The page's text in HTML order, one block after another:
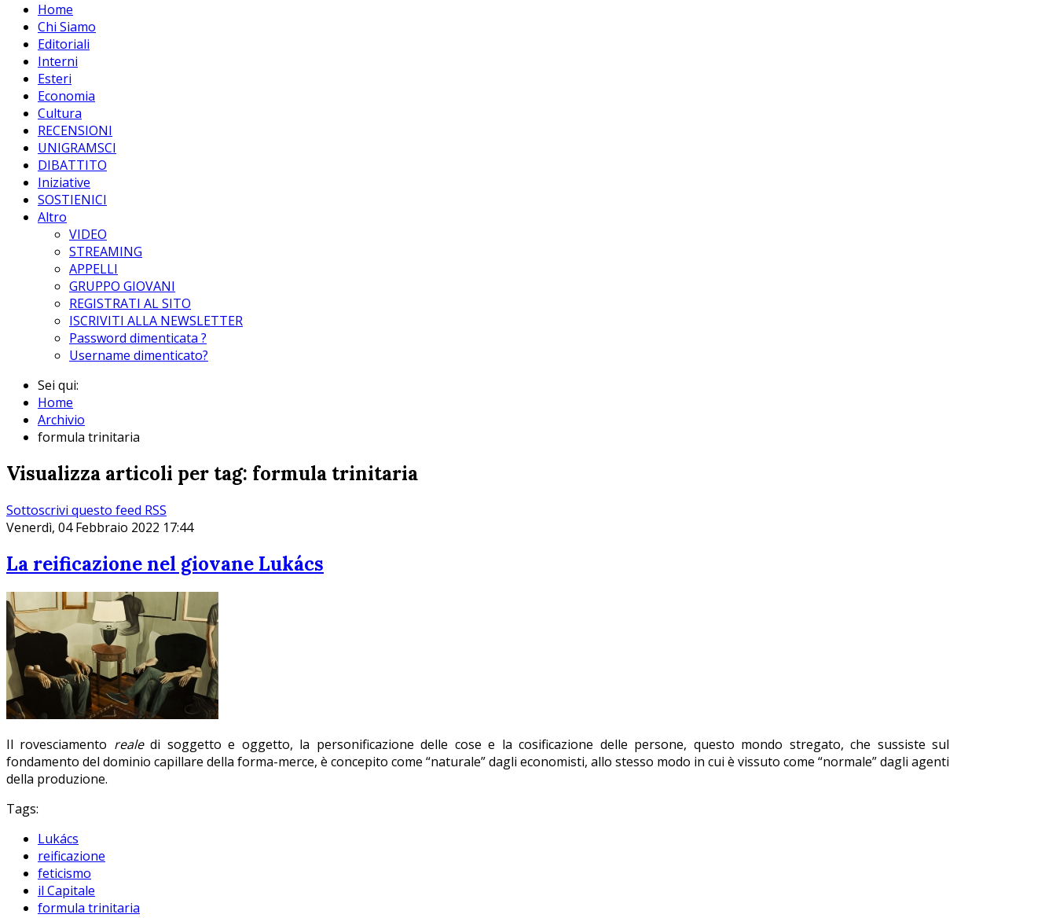
Home
Chi Siamo
Editoriali
Interni
Esteri
Economia
Cultura
RECENSIONI
UNIGRAMSCI
DIBATTITO
Iniziative
SOSTIENICI
Altro
VIDEO
STREAMING
APPELLI
GRUPPO GIOVANI
REGISTRATI AL SITO
ISCRIVITI ALLA NEWSLETTER
Password dimenticata ?
Username dimenticato?
Sei qui:
Home
Archivio
formula trinitaria
Visualizza articoli per tag: formula trinitaria
Sottoscrivi questo feed RSS
Venerdì, 04 Febbraio 2022 17:44
La reificazione nel giovane Lukács
Il rovesciamento realedi soggetto e oggetto, la personificazione delle cose e la cosificazione delle persone, questo mondo stregato, che sussiste sul
fondamento del dominio capillare della forma-merce, è concepito come “naturale” dagli economisti, allo stesso modo in cui è vissuto come “normale” dagli agenti
della produzione.
Tags:
Lukács
reificazione
feticismo
il Capitale
formula trinitaria